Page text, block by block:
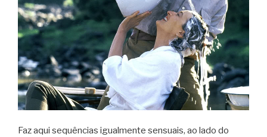
Faz aqui sequências igualmente sensuais, ao lado do